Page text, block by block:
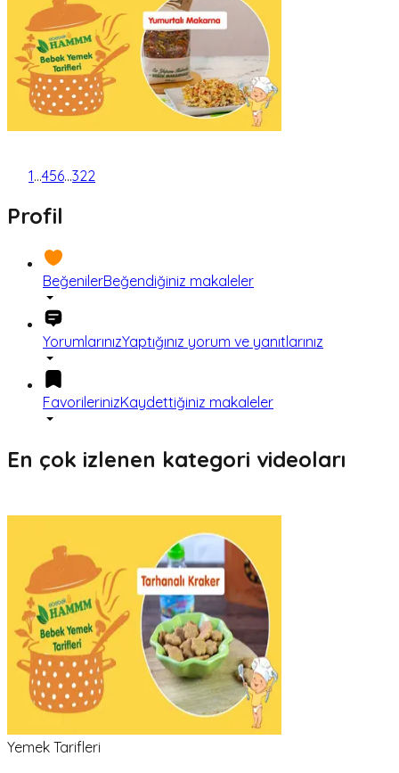
1...456...322
Profil
BeğenilerBeğendiğiniz makaleler
YorumlarınızYaptığınız yorum ve yanıtlarınız
FavorilerinizKaydettiğiniz makaleler
En çok izlenen kategori videoları
Yemek Tarifleri